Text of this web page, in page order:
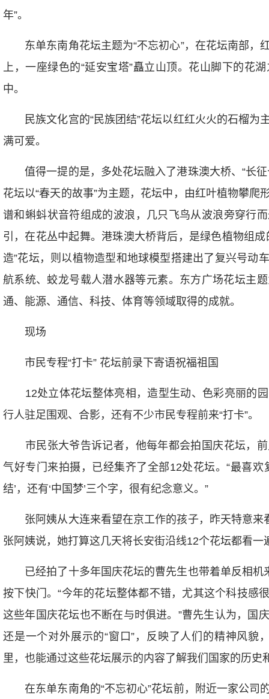
年”。
东单东南角花坛主题为“不忘初心”，在花坛南部，
上，一座绿色的“延安宝塔”矗立山顶。花山脚下的花
中。
民族文化宫的“民族团结”花坛以红红火火的石榴为
满可爱。
值得一提的是，多处花坛融入了港珠澳大桥、“长征
花坛以“春天的故事”为主题，花坛中，由红叶植物攀
谱和蝌蚪状音符组成的波浪，几只飞鸟从波浪旁穿行
引，在花丛中起舞。港珠澳大桥背后，是绿色植物组
造”花坛，则以植物造型和地球模型搭建出了复兴号动
航系统、蛟龙号载人潜水器等元素。东方广场花坛主
通、能源、通信、科技、体育等领域取得的成就。
现场
市民专程“打卡” 花坛前录下寄语祝福祖国
12处立体花坛整体亮相，造型生动、色彩亮丽的园
行人驻足围观、合影，还有不少市民专程前来“打卡”。
市民张大爷告诉记者，他每年都会拍国庆花坛，前
气好专门来拍摄，已经集齐了全部12处花坛。“最喜欢
结’，还有‘中国梦’三个字，很有纪念意义。”
张阿姨从大连来看望在京工作的孩子，昨天特意来
张阿姨说，她打算这几天将长安街沿线12个花坛都看一
已经拍了十多年国庆花坛的曹先生也带着单反相机
按下快门。“今年的花坛整体都不错，尤其这个科技感
这些年国庆花坛也不断在与时俱进。”曹先生认为，国
还是一个对外展示的“窗口”，反映了人们的精神风貌
里，也能通过这些花坛展示的内容了解我们国家的历史
在东单东南角的“不忘初心”花坛前，附近一家公司